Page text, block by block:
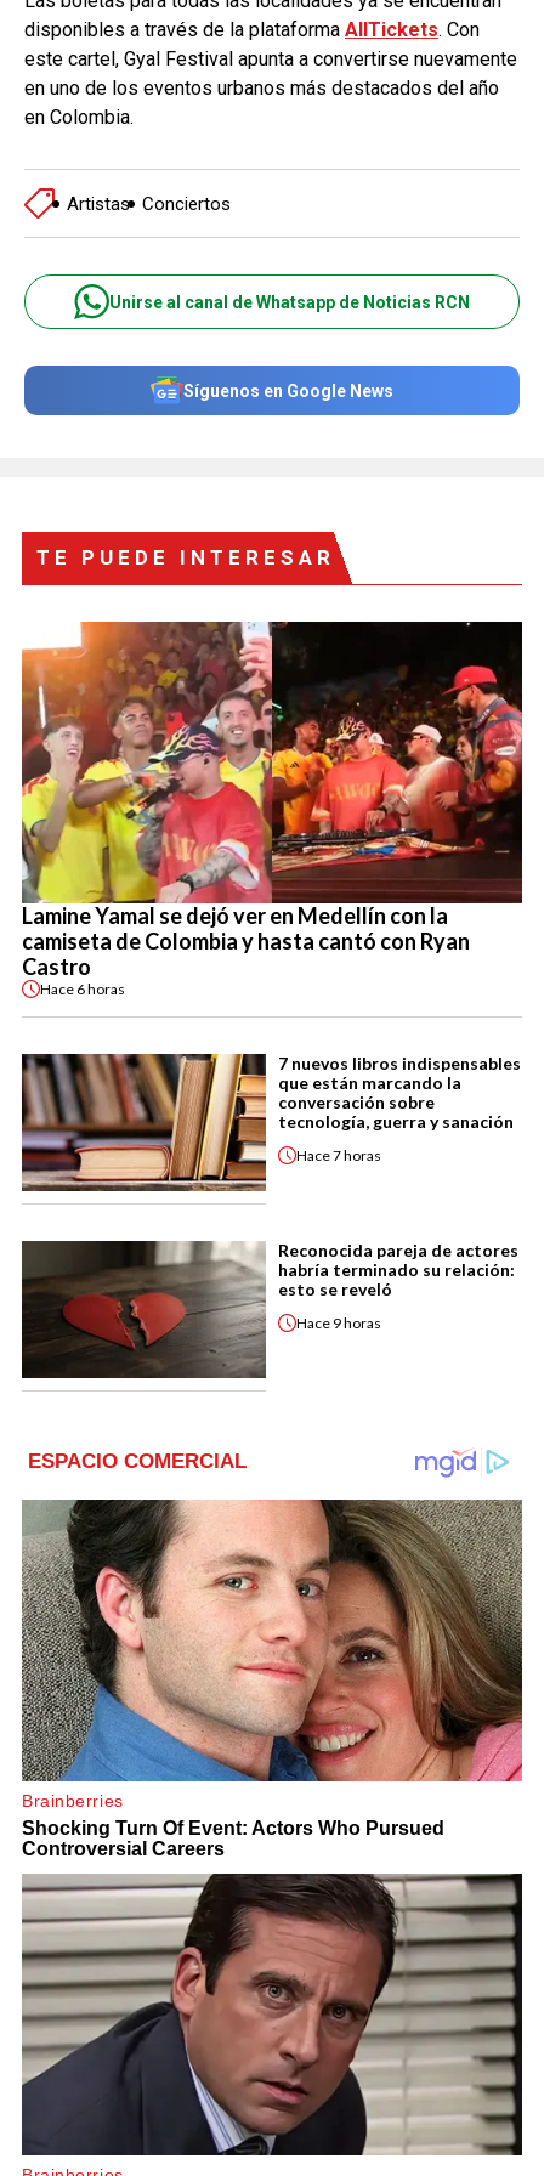
disponibles a través de la plataforma AllTickets. Con
este cartel, Gyal Festival apunta a convertirse nuevamente
en uno de los eventos urbanos más destacados del año
en Colombia.
Artistas Conciertos
Unirse al canal de Whatsapp de Noticias RCN
Síguenos en Google News
TE PUEDE INTERESAR
Lamine Yamal se dejó ver en Medellín con la
camiseta de Colombia y hasta cantó con Ryan
Castro
Hace 6 horas
7 nuevos libros indispensables
que están marcando la
conversación sobre
tecnología, guerra y sanación
Hace7 horas
Reconocida pareja de actores
habría terminado su relación:
esto se reveló
Hace 9 horas